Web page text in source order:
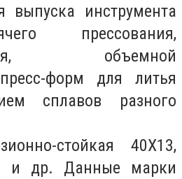
выпуска инструмента
прессования,
объемной
форм для литья
сплавов разного
стойкая 40Х13,
и др. Данные марки